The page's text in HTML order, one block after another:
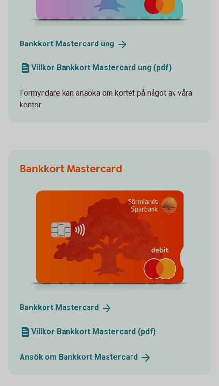
Bankkort Mastercard ung
Villkor Bankkort Mastercard ung (pdf)
Förmyndare kan ansöka om kortet på något av våra
kontor.
Bankkort Mastercard
Bankkort Mastercard
Villkor Bankkort Mastercard (pdf)
Ansök om Bankkort Mastercard